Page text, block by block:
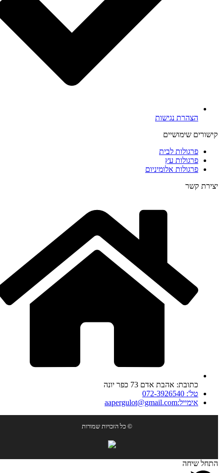
הצהרת נגישות
קישורים שימושיים
פרגולות לבית
פרגולות עץ
פרגולות אלומיניום
יצירת קשר
כתובת: אהבת אדם 73 כפר יונה
טל': 072-3926540
אימייל:aapergulot@gmail.com
© כל הזכויות שמורות
התחל שיחה